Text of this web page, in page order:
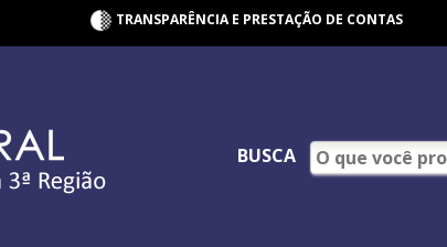
TRANSPARÊNCIA E PRESTAÇÃO DE CONTAS
BUSCA